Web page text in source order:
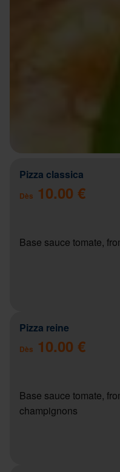
Pizza classica
Dès 10.00 €
Base sauce tomate,
Pizza reine
Dès 10.00 €
Base sauce tomate,
champignons